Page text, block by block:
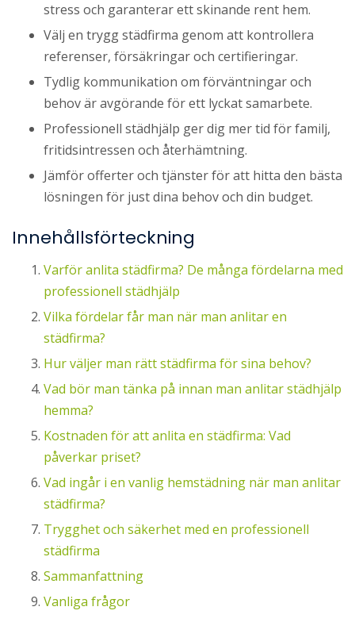
stress och garanterar ett skinande rent hem.
Välj en trygg städfirma genom att kontrollera
referenser, försäkringar och certifieringar.
Tydlig kommunikation om förväntningar och
behov är avgörande för ett lyckat samarbete.
Professionell städhjälp ger dig mer tid för familj,
fritidsintressen och återhämtning.
Jämför offerter och tjänster för att hitta den bästa
lösningen för just dina behov och din budget.
Innehållsförteckning
Varför anlita städfirma? De många fördelarna med
professionell städhjälp
Vilka fördelar får man när man anlitar en
städfirma?
Hur väljer man rätt städfirma för sina behov?
Vad bör man tänka på innan man anlitar städhjälp
hemma?
Kostnaden för att anlita en städfirma: Vad
påverkar priset?
Vad ingår i en vanlig hemstädning när man anlitar
städfirma?
Trygghet och säkerhet med en professionell
städfirma
Sammanfattning
Vanliga frågor